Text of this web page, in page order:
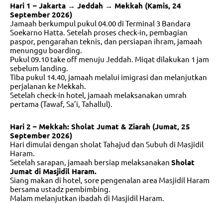
Hari 1 – Jakarta → Jeddah → Mekkah (Kamis, 24
September 2026)
Jamaah berkumpul pukul 04.00 di Terminal 3 Bandara
Soekarno Hatta. Setelah proses check-in, pembagian
paspor, pengarahan teknis, dan persiapan ihram, jamaah
menunggu boarding.
Pukul 09.10 take off menuju Jeddah. Miqat dilakukan 1 jam
sebelum landing.
Tiba pukul 14.40, jamaah melalui imigrasi dan melanjutkan
perjalanan ke Mekkah.
Setelah check-in hotel, jamaah melaksanakan umrah
pertama (Tawaf, Sa’i, Tahallul).
Hari 2 – Mekkah: Sholat Jumat & Ziarah (Jumat, 25
September 2026)
Hari dimulai dengan sholat Tahajud dan Subuh di Masjidil
Haram.
Setelah sarapan, jamaah bersiap melaksanakan Sholat
Jumat di Masjidil Haram.
Siang makan di hotel, sore pengenalan area Masjidil Haram
bersama ustadz pembimbing.
Malam melanjutkan ibadah di Masjidil Haram.